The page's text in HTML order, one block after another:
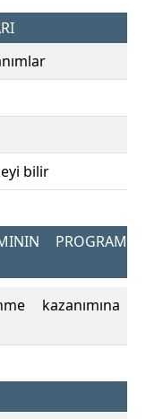
bilir
PROGRAM
kazanımına